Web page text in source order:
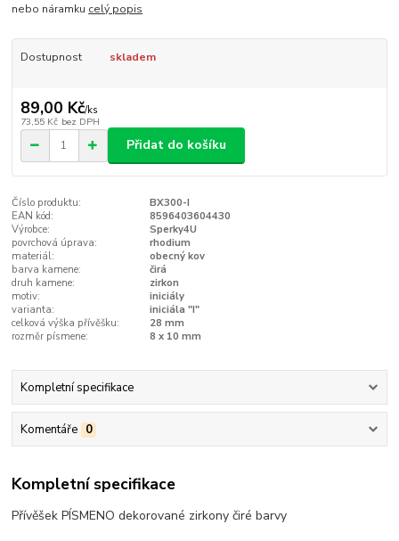
nebo náramku celý popis
Dostupnost skladem
89,00 Kč/ks
73,55 Kč bez DPH
Přidat do košíku
Číslo produktu:
BX300-I
EAN kód:
8596403604430
Výrobce:
Sperky4U
povrchová úprava:
rhodium
materiál:
obecný kov
barva kamene:
čirá
druh kamene:
zirkon
motiv:
iniciály
varianta:
iniciála "I"
celková výška přívěšku:
28 mm
rozměr písmene:
8 x 10 mm
Kompletní specifikace
Komentáře 0
Kompletní specifikace
Přívěšek PÍSMENO dekorované zirkony čiré barvy